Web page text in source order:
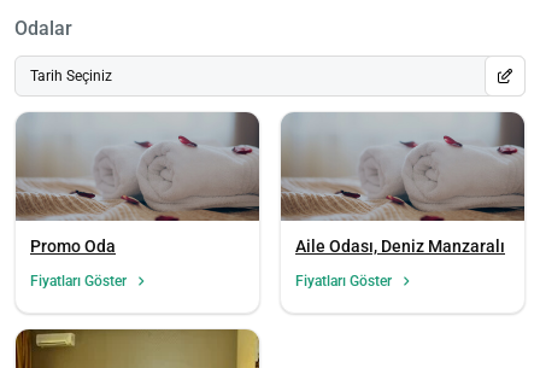
Odalar
Tarih Seçiniz
Promo Oda
Fiyatları Göster
Aile Odası, Deniz Manzaralı
Fiyatları Göster